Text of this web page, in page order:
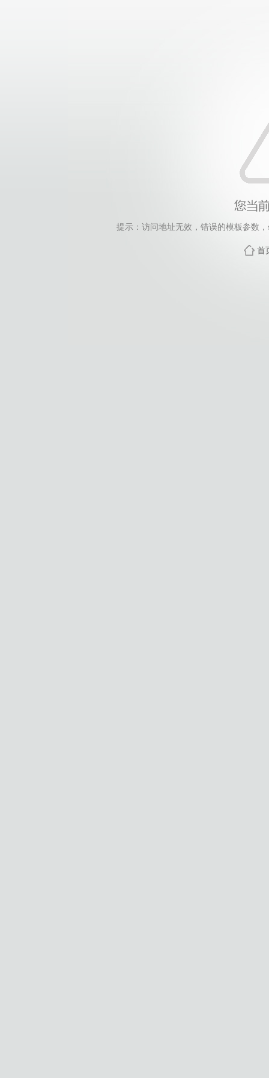
提示：访问地址无效，错误的模板参数
首